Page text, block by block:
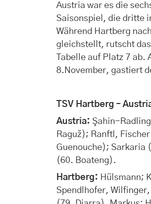
Austria war es die
Saisonspiel, die dritte
Während Hartberg
gleichstellt, rutscht
Tabelle auf Platz 7 ab.
8.November, gastiert
TSV Hartberg –
Austria: Şahin-
Raguž); Ranftl,
Guenouche); Sarkaria
(60. Boateng).
Hartberg: Hülsmann;
Spendlhofer,